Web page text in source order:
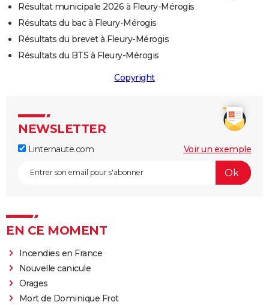
Résultat municipale 2026 à Fleury-Mérogis
Résultats du bac à Fleury-Mérogis
Résultats du brevet à Fleury-Mérogis
Résultats du BTS à Fleury-Mérogis
Copyright
NEWSLETTER
Linternaute.com Voir un exemple
EN CE MOMENT
Incendies en France
Nouvelle canicule
Orages
Mort de Dominique Frot